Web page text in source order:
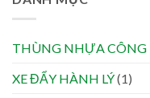
THÙNG NHỰA CÔNG
XE ĐẨY HÀNH LÝ(1)